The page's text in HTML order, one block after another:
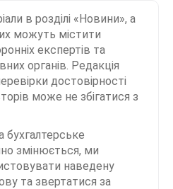
в розділі «Новини», а
можуть містити
експертів та
органів. Редакція
достовірності
може не збігатися з
бухгалтерське
змінюється, ми
наведену
та звертатися за